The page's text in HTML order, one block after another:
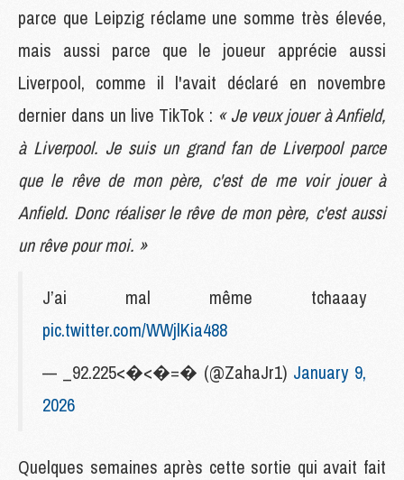
parce que Leipzig réclame une somme très élevée,
mais aussi parce que le joueur apprécie aussi
Liverpool, comme il l'avait déclaré en novembre
dernier dans un live TikTok : « Je veux jouer à Anfield,
à Liverpool. Je suis un grand fan de Liverpool parce
que le rêve de mon père, c'est de me voir jouer à
Anfield. Donc réaliser le rêve de mon père, c'est aussi
un rêve pour moi. »
J’ai mal même tchaaay
pic.twitter.com/WWjlKia488
— _92.225<�<�=� (@ZahaJr1) January 9,
2026
Quelques semaines après cette sortie qui avait fait